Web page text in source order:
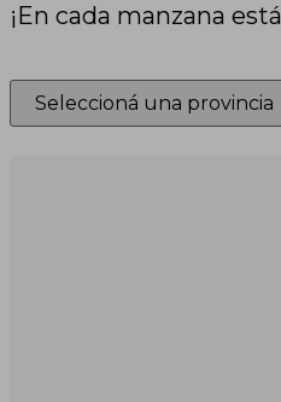
¡En cada manzana está